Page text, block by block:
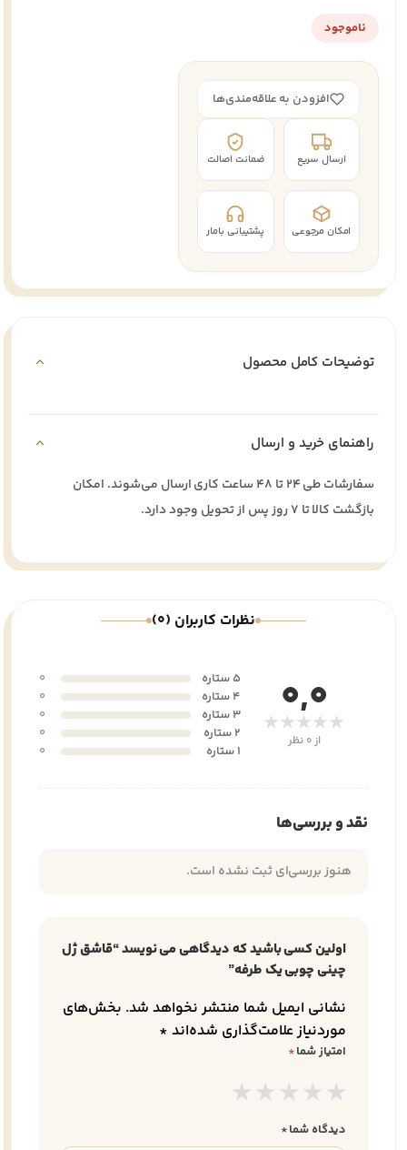
ناموجود
افزودن به علاقه‌مندی‌ها
ارسال سریع ضمانت اصالت
امکان مرجوعی پشتیبانی بامار
توضیحات کامل محصول
راهنمای خرید و ارسال
سفارشات طی ۲۴ تا ۴۸ ساعت کاری ارسال می‌شوند. امکان
بازگشت کالا تا ۷ روز پس از تحویل وجود دارد.
نظرات کاربران (0)
0,0
★★★★★
از 0 نظر
5 ستاره
0
4 ستاره
0
3 ستاره
0
2 ستاره
0
0
نقد و بررسی‌ها
هنوز بررسی‌ای ثبت نشده است.
اولین کسی باشید که دیدگاهی می نویسد “قاشق ژل
چینی چوبی یک طرفه”
نشانی ایمیل شما منتشر نخواهد شد. بخش‌های
موردنیاز علامت‌گذاری شده‌اند *
امتیاز شما*
دیدگاه شما*